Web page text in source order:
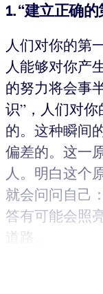
1. “建立正确
人们对你的第
人能够对你产
的努力将会事
识”，人们对
的。这种瞬间
偏差的。这一
人。明白这个
就会问问自己
答有可能会照
道路。